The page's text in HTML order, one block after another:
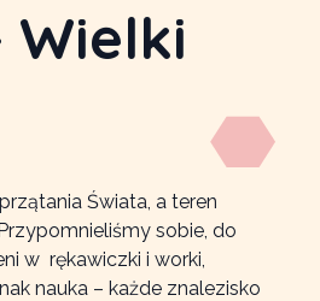
Wielki
Świata, a teren
sobie, do
w rękawiczki i worki,
nauka – każde znalezisko